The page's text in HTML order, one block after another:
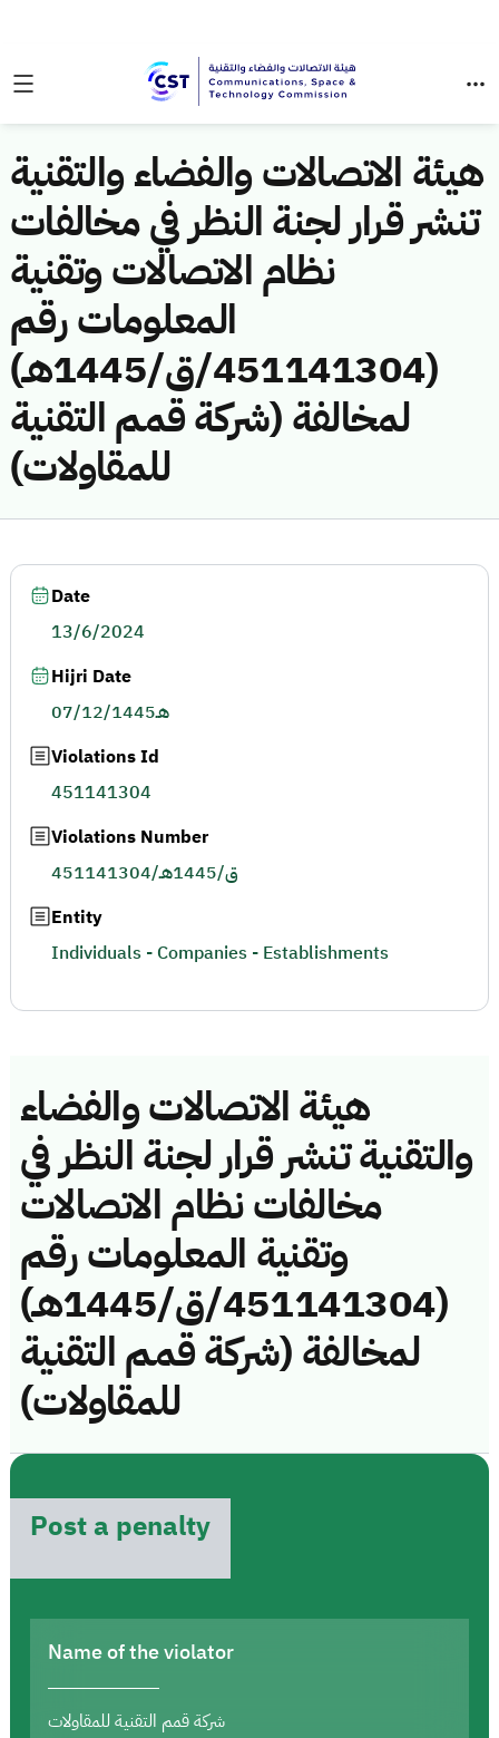
هيئة الاتصالات والفضاء والتقنية
تنشر قرار لجنة النظر في مخالفات
نظام الاتصالات وتقنية
المعلومات رقم
(451141304/ق/1445هـ)
لمخالفة (شركة قمم التقنية
للمقاولات)
هيئة الاتصالات والفضاء
والتقنية تنشر قرار لجنة النظر في
مخالفات نظام الاتصالات
وتقنية المعلومات رقم
(451141304/ق/1445هـ)
لمخالفة (شركة قمم التقنية
للمقاولات)
Post a penalty
Name of the violator
شركة قمم التقنية للمقاولات
Date
13/6/2024
Hijri Date
07/12/1445هـ
Violations Id
451141304
Violations Number
451141304/ق/1445هـ
Entity
Individuals - Companies - Establishments